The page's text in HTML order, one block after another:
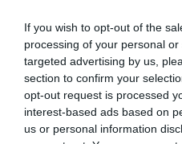
If you wish to opt-out of the
processing of your personal
targeted advertising by us,
section to confirm your
opt-out request is processed
interest-based ads based on
us or personal information
atteint son apogée avec
qui embrase le ciel.
Pour en savoir plus :
Carroremonte à 1099 au
chevalier florentin, Pazzino